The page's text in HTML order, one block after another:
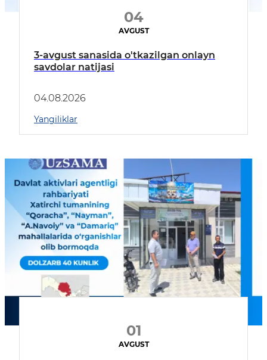
04
AVGUST
3-avgust sanasida o'tkazilgan onlayn
savdolar natijasi
04.08.2026
Yangiliklar
01
AVGUST